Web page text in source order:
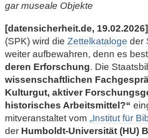
gar museale Objekte
[datensicherheit.de, 19.02.2026]
(SPK) wird die Zettelkataloge der
weiter aufbewahren, denn es
deren Erforschung. Die
wissenschaftlichen
Kulturgut, aktiver
historisches Arbeitsmittel?“
mitveranstaltet vom „Institut für
der Humboldt-Universität (HU)